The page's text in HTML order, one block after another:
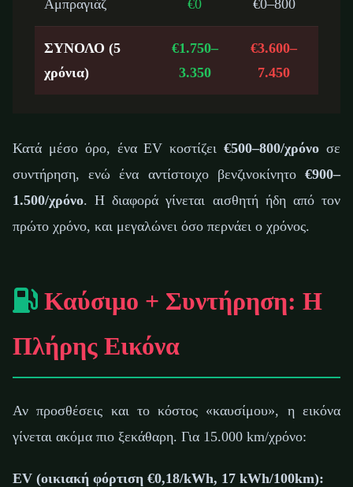
Αμπραγιάζ €0 €0–800
ΣΥΝΟΛΟ (5
χρόνια)
€1.750–
3.350
€3.600–
7.450
Κατά μέσο όρο, ένα EV κοστίζει€500–800/χρόνο σε
συντήρηση, ενώ ένα αντίστοιχο βενζινοκίνητο €900–
1.500/χρόνο. Η διαφορά γίνεται αισθητή ήδη από τον
πρώτο χρόνο, και μεγαλώνει όσο περνάει ο χρόνος.
Καύσιμο + Συντήρηση: Η
Πλήρης Εικόνα
Αν προσθέσεις και το κόστος «καυσίμου», η εικόνα
γίνεται ακόμα πιο ξεκάθαρη. Για 15.000 km/χρόνο:
EV (οικιακή φόρτιση €0,18/kWh, 17 kWh/100km):